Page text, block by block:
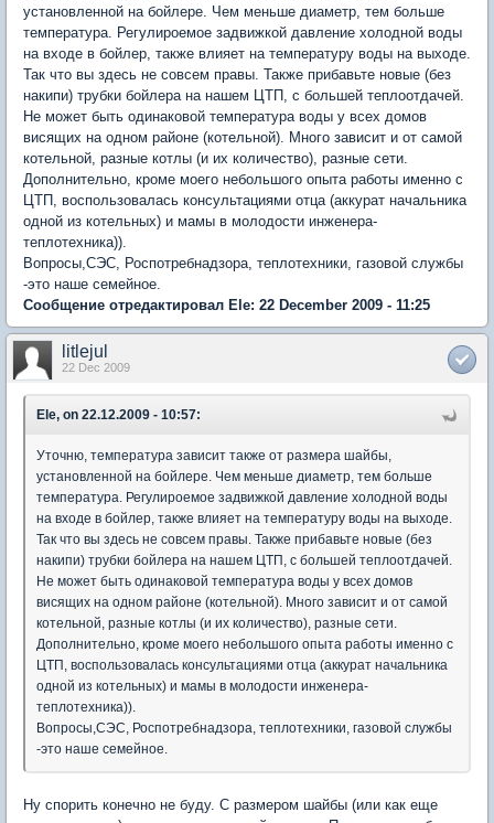
установленной на бойлере. Чем меньше диаметр, тем больше
температура. Регулироемое задвижкой давление холодной воды
на входе в бойлер, также влияет на температуру воды на выходе.
Так что вы здесь не совсем правы. Также прибавьте новые (без
накипи) трубки бойлера на нашем ЦТП, с большей теплоотдачей.
Не может быть одинаковой температура воды у всех домов
висящих на одном районе (котельной). Много зависит и от самой
котельной, разные котлы (и их количество), разные сети.
Дополнительно, кроме моего небольшого опыта работы именно с
ЦТП, воспользовалась консультациями отца (аккурат начальника
одной из котельных) и мамы в молодости инженера-
теплотехника)).
Вопросы,СЭС, Роспотребнадзора, теплотехники, газовой службы
-это наше семейное.
Сообщение отредактировал Ele: 22 December 2009 - 11:25
litlejul
22 Dec 2009
Ele, on 22.12.2009 - 10:57:
Уточню, температура зависит также от размера шайбы,
установленной на бойлере. Чем меньше диаметр, тем больше
температура. Регулироемое задвижкой давление холодной воды
на входе в бойлер, также влияет на температуру воды на выходе.
Так что вы здесь не совсем правы. Также прибавьте новые (без
накипи) трубки бойлера на нашем ЦТП, с большей теплоотдачей.
Не может быть одинаковой температура воды у всех домов
висящих на одном районе (котельной). Много зависит и от самой
котельной, разные котлы (и их количество), разные сети.
Дополнительно, кроме моего небольшого опыта работы именно с
ЦТП, воспользовалась консультациями отца (аккурат начальника
одной из котельных) и мамы в молодости инженера-
теплотехника)).
Вопросы,СЭС, Роспотребнадзора, теплотехники, газовой службы
-это наше семейное.
Ну спорить конечно не буду. С размером шайбы (или как еще